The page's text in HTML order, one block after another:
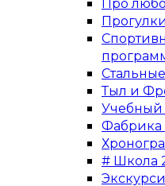
Про
Тыл и
Учебный
Фабрика
# Школа